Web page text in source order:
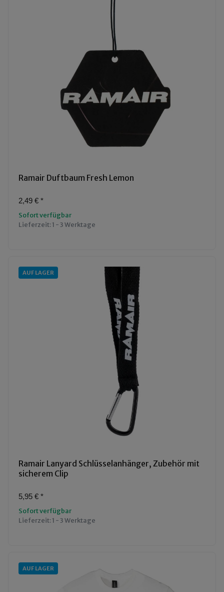
Ramair Duftbaum Fresh Lemon
2,49 € *
Sofort verfügbar
Lieferzeit:1 - 3 Werktage
AUF LAGER
Ramair Lanyard Schlüsselanhänger, Zubehör mit
sicherem Clip
5,95 € *
Sofort verfügbar
Lieferzeit:1 - 3 Werktage
AUF LAGER